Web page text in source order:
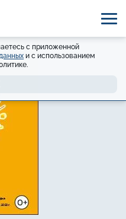
с приложенной
и с использованием